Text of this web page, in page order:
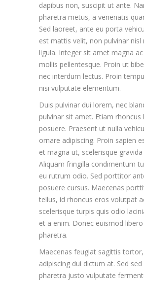
dapibus non, suscipit ut ante.
pharetra metus, a venenatis
Sed laoreet, ante eu porta
est mattis velit, non pulvinar nisl
ligula. Integer sit amet magna
mollis pellentesque. Proin ut
nec interdum lectus. Proin
nisi vulputate elementum.
Duis pulvinar dui lorem, nec
pulvinar sit amet. Etiam rhoncus
posuere. Praesent ut nulla
ornare adipiscing. Proin sapien
et magna ut, scelerisque gravida
Aliquam fringilla condimentum
eu rutrum odio. Sed porttitor
posuere cursus. Maecenas
tellus, id rhoncus eros volutpat
scelerisque turpis quis odio
et a enim. Donec euismod
pharetra.
Maecenas feugiat sagittis
adipiscing dui dictum at. Sed sed
pharetra justo vulputate